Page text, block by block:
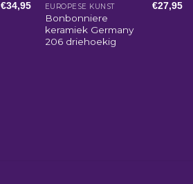
€34,95 EUROPESE KUNST
Bonbonniere
keramiek Germany
206 driehoekig
€27,95